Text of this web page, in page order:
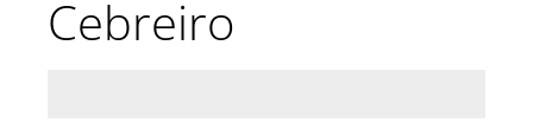
Cebreiro